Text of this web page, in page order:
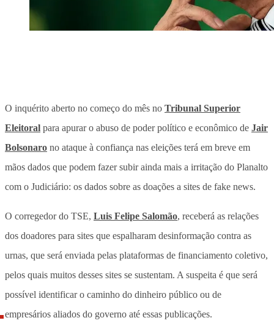
O inquérito aberto no começo do mês no Tribunal Superior
Eleitoral para apurar o abuso de poder político e econômico de Jair
Bolsonaro no ataque à confiança nas eleições terá em breve em
mãos dados que podem fazer subir ainda mais a irritação do Planalto
com o Judiciário: os dados sobre as doações a sites de fake news.
O corregedor do TSE, Luis Felipe Salomão, receberá as relações
dos doadores para sites que espalharam desinformação contra as
urnas, que será enviada pelas plataformas de financiamento coletivo,
pelos quais muitos desses sites se sustentam. A suspeita é que será
possível identificar o caminho do dinheiro público ou de
empresários aliados do governo até essas publicações.